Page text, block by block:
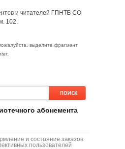
и читателей ГПНТБ СО
102.
выделите фрагмент
.
абонемента
и состояние заказов
пользователей